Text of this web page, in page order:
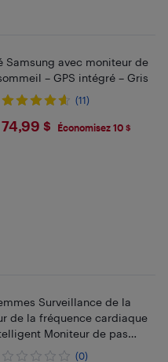
Samsung avec moniteur de
– GPS intégré – Gris
(11)
$74.99
74,99 $ Économisez 10 $
Surveillance de la
de la fréquence cardiaque
Moniteur de pas
(0)